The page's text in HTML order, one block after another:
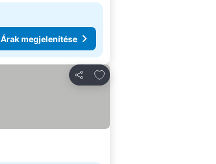
Árak megjelenítése
Megosztás
Hozzáadás a kedvencekhez